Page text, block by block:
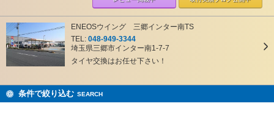
ENEOSウイング 三郷インター南TS
TEL: 048-949-3344
埼玉県三郷市インター南1-7-7
タイヤ交換はお任せ下さい！
条件で絞り込む SEARCH